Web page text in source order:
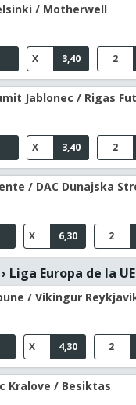
/ Motherwell
3,40
X 2
Jablonec / Rigas
3,40
X 2
/ DAC Dunajska
6,30
X 2
› Liga Europa de la
/ Vikingur
4,30
X 2
Kralove / Besiktas